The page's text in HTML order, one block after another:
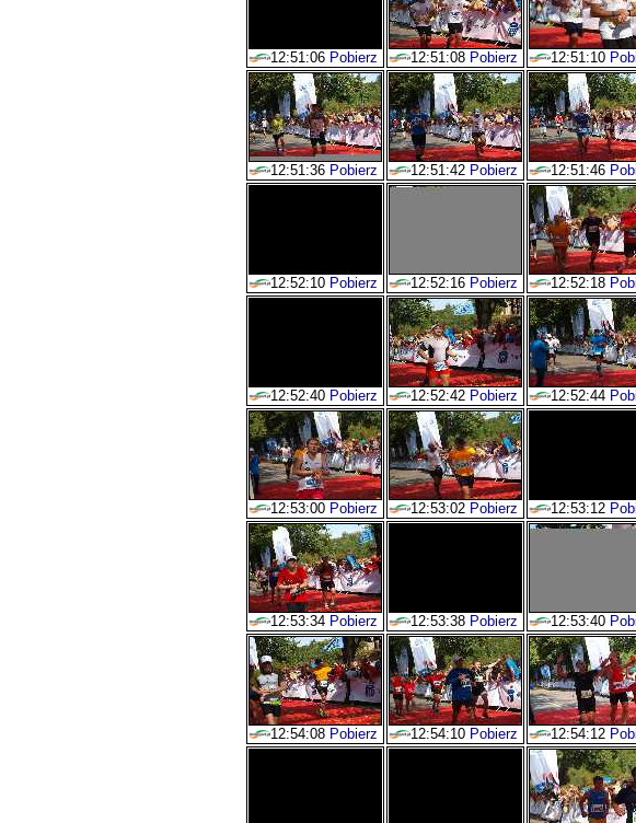
12:51:06 Pobierz 12:51:08 Pobierz 12:51:10
12:51:36 Pobierz 12:51:42 Pobierz 12:51:46
12:52:10 Pobierz 12:52:16 Pobierz 12:52:18
12:52:40 Pobierz 12:52:42 Pobierz 12:52:44
12:53:00 Pobierz 12:53:02 Pobierz 12:53:12
12:53:34 Pobierz 12:53:38 Pobierz 12:53:40
12:54:08 Pobierz 12:54:10 Pobierz 12:54:12